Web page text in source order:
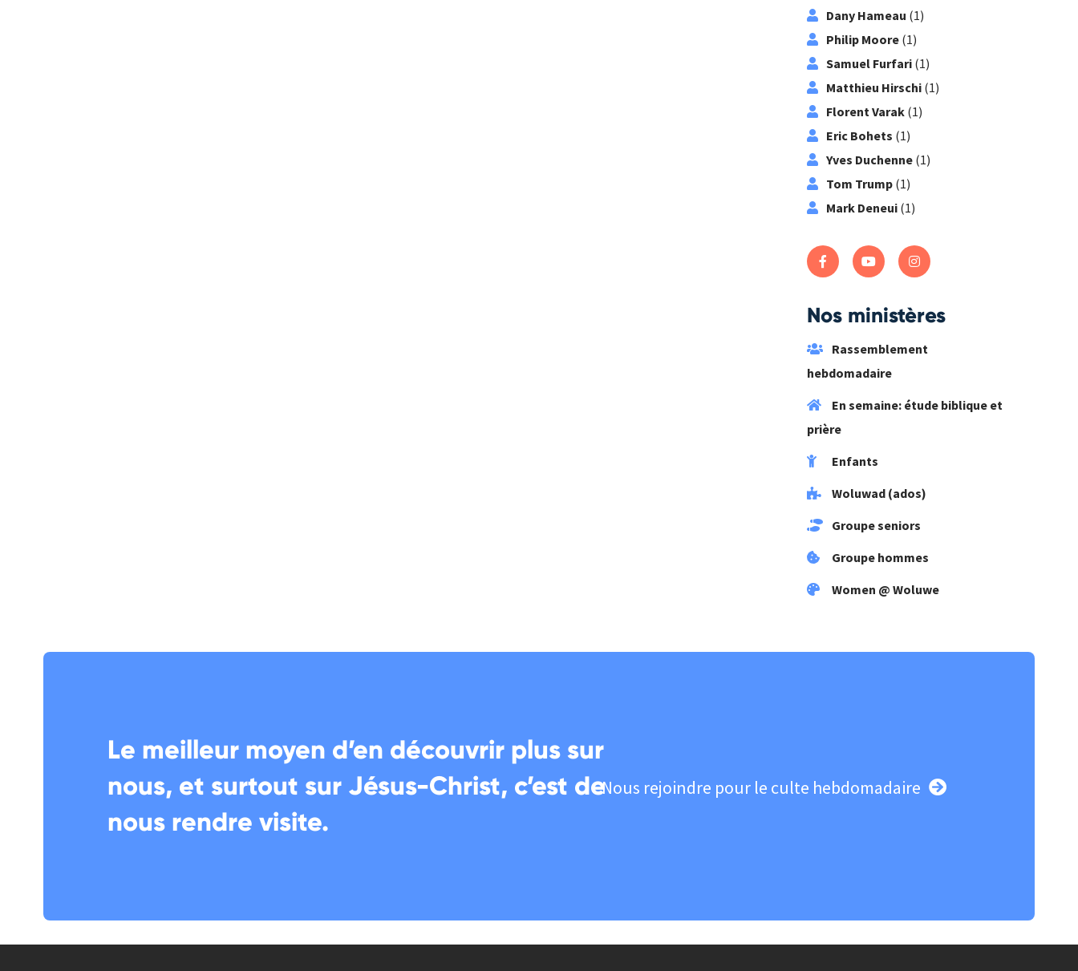
Dany Hameau (1)
Philip Moore(1)
Samuel Furfari(1)
Matthieu Hirschi(1)
Florent Varak(1)
Eric Bohets (1)
Yves Duchenne(1)
Tom Trump(1)
Mark Deneui(1)
Nos ministères
Rassemblement
hebdomadaire
En semaine: étude biblique et
prière
Enfants
Woluwad (ados)
Groupe seniors
Groupe hommes
Women @ Woluwe
Le meilleur moyen d’en découvrir plus sur
nous, et surtout sur Jésus-Christ, c’est de
nous rendre visite.
Nous rejoindre pour le culte hebdomadaire